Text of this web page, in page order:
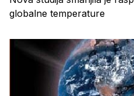
globalne temperature